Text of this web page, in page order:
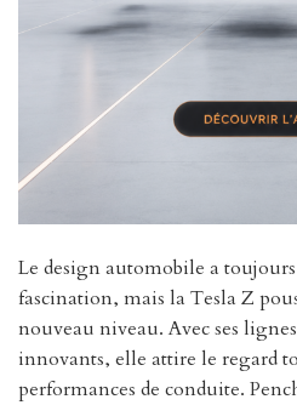
Le design automobile a
fascination, mais la Tesla Z
nouveau niveau. Avec ses
innovants, elle attire le regard
performances de conduite.